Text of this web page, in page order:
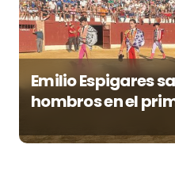
Emilio Espigares
hombros en el
la Feria de Gor